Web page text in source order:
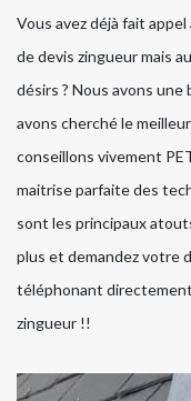
Vous avez déjà fait
de devis zingueur mais
désirs ? Nous avons
avons cherché le
conseillons vivement
maitrise parfaite des
sont les principaux
plus et demandez votre
téléphonant
zingueur !!